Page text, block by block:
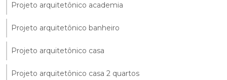
Projeto arquitetônico academia
Projeto arquitetônico banheiro
Projeto arquitetônico casa
Projeto arquitetônico casa 2 quartos